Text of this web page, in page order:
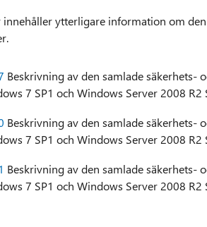
innehåller ytterligare information om
Beskrivning av den samlade säkerhets-
7 SP1 och Windows Server 2008 R2
Beskrivning av den samlade säkerhets-
7 SP1 och Windows Server 2008
Beskrivning av den samlade säkerhets-
7 SP1 och Windows Server 2008 R2